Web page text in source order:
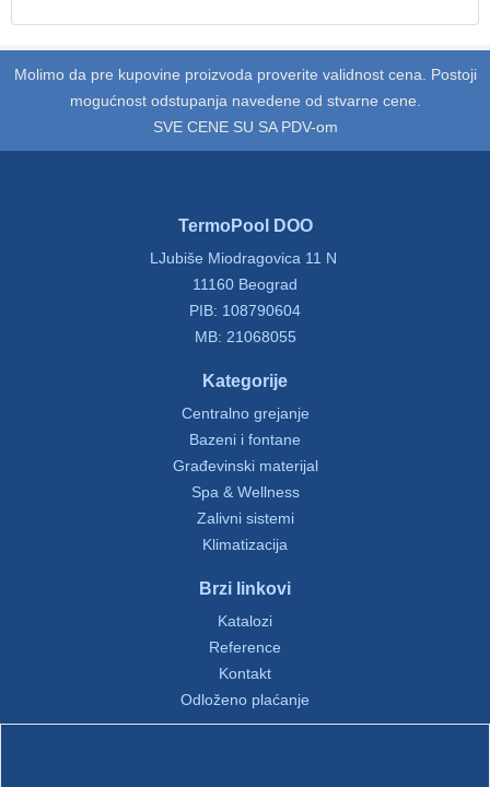
Molimo da pre kupovine proizvoda proverite validnost cena. Postoji
mogućnost odstupanja navedene od stvarne cene.
SVE CENE SU SA PDV-om
TermoPool DOO
LJubiše Miodragovica 11 N
11160 Beograd
PIB: 108790604
MB: 21068055
Kategorije
Centralno grejanje
Bazeni i fontane
Građevinski materijal
Spa & Wellness
Zalivni sistemi
Klimatizacija
Brzi linkovi
Katalozi
Reference
Kontakt
Odloženo plaćanje